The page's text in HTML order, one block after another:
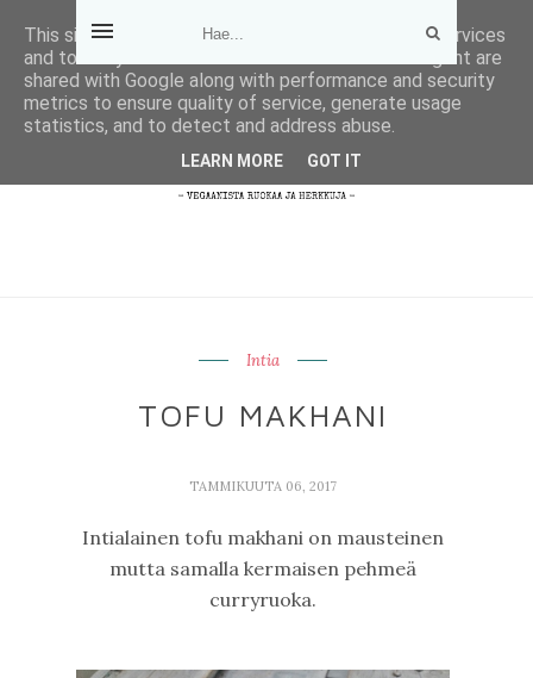
Intia
TOFU MAKHANI
TAMMIKUUTA 06, 2017
Intialainen tofu makhani on mausteinen
mutta samalla kermaisen pehmeä
curryruoka.
This site uses cookies from Google to deliver its services
and to analyze traffic. Your IP address and user-agent are
shared with Google along with performance and security
metrics to ensure quality of service, generate usage
statistics, and to detect and address abuse.
LEARN MORE GOT IT